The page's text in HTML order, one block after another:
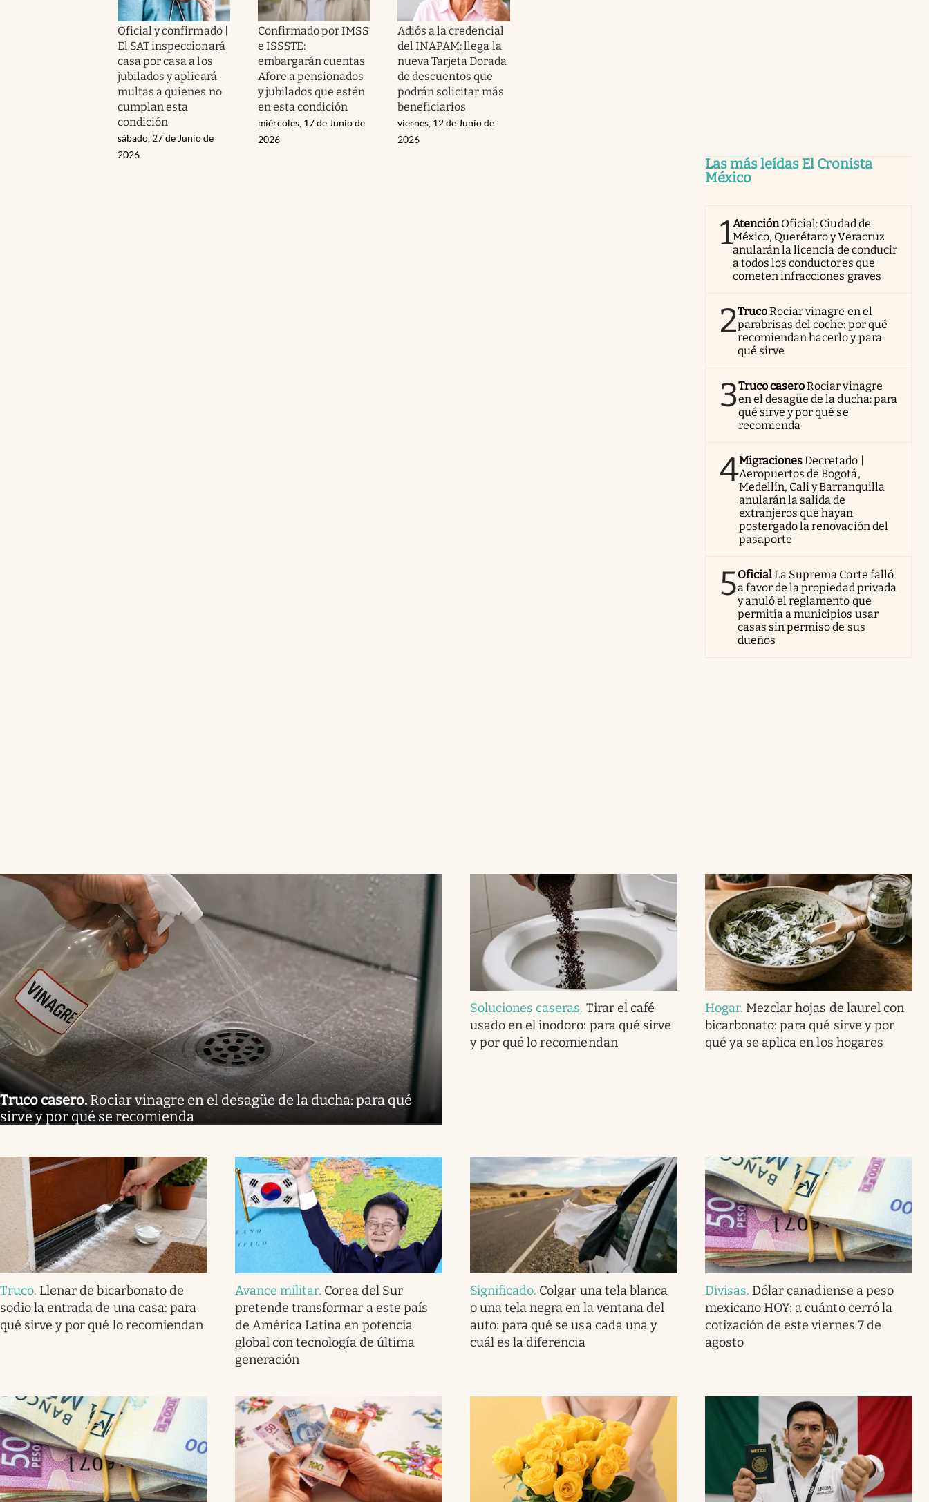
Oficial y confirmado |
El SAT inspeccionará
casa por casa a los
jubilados y aplicará
multas a quienes no
cumplan esta
condición
sábado, 27 de Junio de
2026
Confirmado por IMSS
e ISSSTE:
embargarán cuentas
Afore a pensionados
y jubilados que estén
en esta condición
miércoles, 17 de Junio de
2026
Adiós a la credencial
del INAPAM: llega la
nueva Tarjeta Dorada
de descuentos que
podrán solicitar más
beneficiarios
viernes, 12 de Junio de
2026
Las más leídas El Cronista
México
1AtenciónOficial: Ciudad de
México, Querétaro y Veracruz
anularán la licencia de conducir
a todos los conductores que
cometen infracciones graves
2TrucoRociar vinagre en el
parabrisas del coche: por qué
recomiendan hacerlo y para
qué sirve
3Truco caseroRociar vinagre
en el desagüe de la ducha: para
qué sirve y por qué se
recomienda
4MigracionesDecretado |
Aeropuertos de Bogotá,
Medellín, Cali y Barranquilla
anularán la salida de
extranjeros que hayan
postergado la renovación del
pasaporte
5OficialLa Suprema Corte falló
a favor de la propiedad privada
y anuló el reglamento que
permitía a municipios usar
casas sin permiso de sus
dueños
Truco casero. Rociar vinagre en el desagüe de la ducha: para qué
sirve y por qué se recomienda
Soluciones caseras. Tirar el café
usado en el inodoro: para qué sirve
y por qué lo recomiendan
Hogar. Mezclar hojas de laurel con
bicarbonato: para qué sirve y por
qué ya se aplica en los hogares
Truco. Llenar de bicarbonato de
sodio la entrada de una casa: para
qué sirve y por qué lo recomiendan
Avance militar. Corea del Sur
pretende transformar a este país
de América Latina en potencia
global con tecnología de última
generación
Significado. Colgar una tela blanca
o una tela negra en la ventana del
auto: para qué se usa cada una y
cuál es la diferencia
Divisas. Dólar canadiense a peso
mexicano HOY: a cuánto cerró la
cotización de este viernes 7 de
agosto